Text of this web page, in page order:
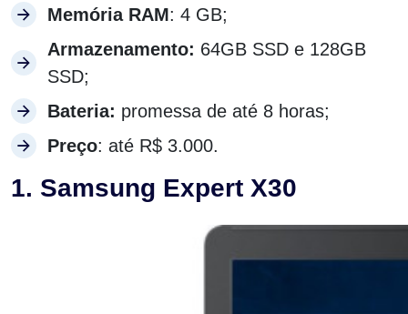
Memória RAM: 4 GB;
Armazenamento: 64GB SSD e 128GB
SSD;
Bateria: promessa de até 8 horas;
Preço: até R$ 3.000.
1. Samsung Expert X30